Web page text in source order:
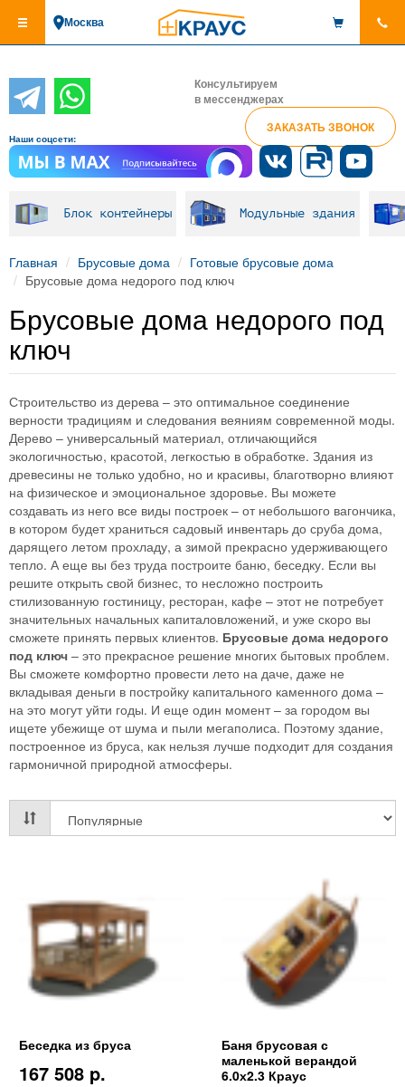
основному
Москва
Консультируем
в мессенджерах
ЗАКАЗАТЬ ЗВОНОК
Наши соцсети:
Блок контейнеры Модульные здания
Главная Брусовые дома
Готовые брусовые дома
Брусовые дома недорого под ключ
Брусовые дома недорого под
ключ
Строительство из дерева – это оптимальное соединение
верности традициям и следования веяниям современной моды.
Дерево – универсальный материал, отличающийся
экологичностью, красотой, легкостью в обработке. Здания из
древесины не только удобно, но и красивы, благотворно влияют
на физическое и эмоциональное здоровье. Вы можете
создавать из него все виды построек – от небольшого вагончика,
в котором будет храниться садовый инвентарь до сруба дома,
дарящего летом прохладу, а зимой прекрасно удерживающего
тепло. А еще вы без труда построите баню, беседку. Если вы
решите открыть свой бизнес, то несложно построить
стилизованную гостиницу, ресторан, кафе – этот не потребует
значительных начальных капиталовложений, и уже скоро вы
сможете принять первых клиентов. Брусовые дома недорого
под ключ – это прекрасное решение многих бытовых проблем.
Вы сможете комфортно провести лето на даче, даже не
вкладывая деньги в постройку капитального каменного дома –
на это могут уйти годы. И еще один момент – за городом вы
ищете убежище от шума и пыли мегаполиса. Поэтому здание,
построенное из бруса, как нельзя лучше подходит для создания
гармоничной природной атмосферы.
Беседка из бруса
167 508 p.
Баня брусовая с
маленькой верандой
6.0х2.3 Краус